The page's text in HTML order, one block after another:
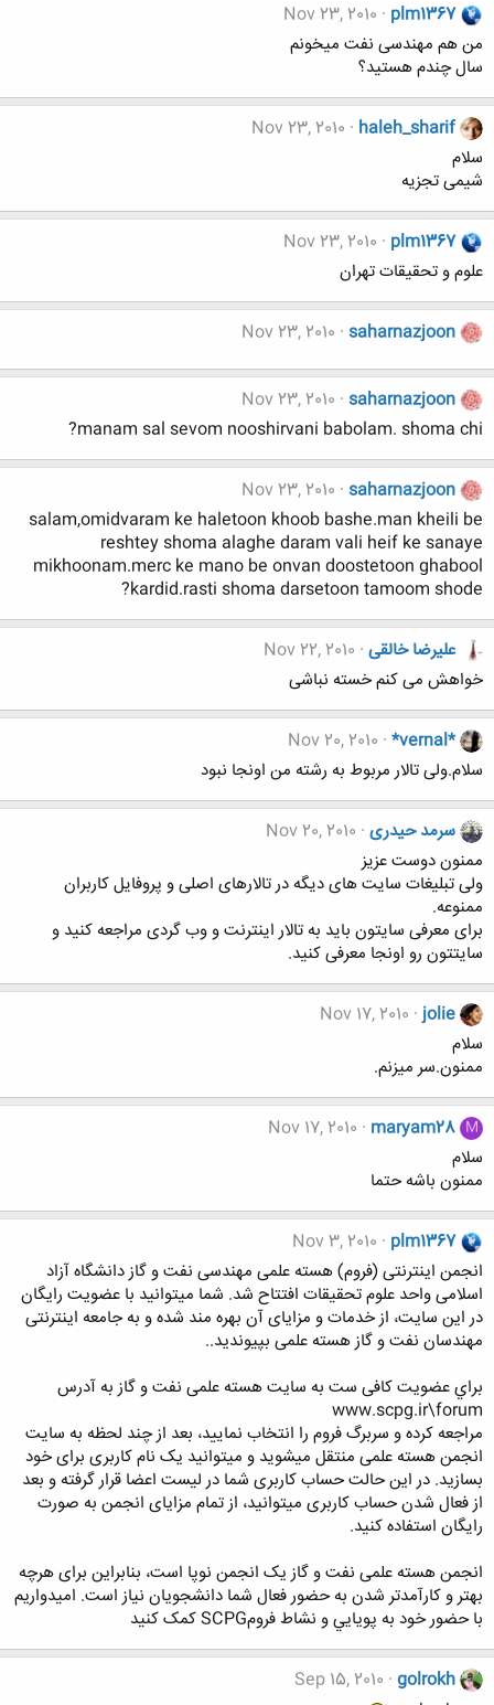
plm1367
Nov 23, 2010
من هم مهندسی نفت میخونم
سال چندم هستید؟
haleh_sharif
Nov 23, 2010
سلام
شیمی تجزیه
plm1367
Nov 23, 2010
علوم و تحقیقات تهران
saharnazjoon
Nov 23, 2010
saharnazjoon
Nov 23, 2010
manam sal sevom nooshirvani babolam. shoma chi?
saharnazjoon
Nov 23, 2010
salam,omidvaram ke haletoon khoob bashe.man kheili be
reshtey shoma alaghe daram vali heif ke sanaye
mikhoonam.merc ke mano be onvan doostetoon ghabool
kardid.rasti shoma darsetoon tamoom shode?
علیرضا خالقی Nov 22, 2010
خواهش می کنم خسته نباشی
*vernal*
Nov 20, 2010
سلام.ولی تالار مربوط به رشته من اونجا نبود
سرمد حیدری Nov 20, 2010
ممنون دوست عزیز
ولی تبلیغات سایت های دیگه در تالارهای اصلی و پروفایل کاربران
ممنوعه.
برای معرفی سایتون باید به تالار اینترنت و وب گردی مراجعه کنید و
سایتتون رو اونجا معرفی کنید.
jolie
Nov 17, 2010
سلام
ممنون.سر میزنم.
M
maryam28
Nov 17, 2010
سلام
ممنون باشه حتما
plm1367
Nov 3, 2010
انجمن اينترنتی (فروم) هسته علمی مهندسی نفت و گاز دانشگاه آزاد
اسلامی واحد علوم تحقيقات افتتاح شد. شما ميتوانيد با عضويت رايگان
در اين سايت، از خدمات و مزايای آن بهره مند شده و به جامعه اينترنتی
مهندسان نفت و گاز هسته علمی بپيونديد..
براي عضويت کافی ست به سايت هسته علمی نفت و گاز به آدرس
www.scpg.ir\forum
مراجعه کرده و سربرگ فروم را انتخاب نمایید، بعد از چند لحظه به سایت
انجمن هسته علمی منتقل میشوید و میتوانید يک نام کاربری برای خود
بسازيد. در اين حالت حساب کاربری شما در ليست اعضا قرار گرفته و بعد
از فعال شدن حساب کاربری ميتوانيد، از تمام مزايای انجمن به صورت
رایگان استفاده کنید.
انجمن هسته علمی نفت و گاز يک انجمن نوپا است، بنابراين برای هرچه
بهتر و کارآمدتر شدن به حضور فعال شما دانشجويان نياز است. اميدواريم
با حضور خود به پويايي و نشاط فرومSCPG کمک کنيد
golrokh
Sep 15, 2010